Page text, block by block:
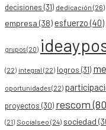
decisiones (31) dedicación (26)
empresa (38) esfuerzo (40)
grupos(20)
(22) integral (22) logros (31)
oportunidades(22)
proyectos (30) rescom
(21) Socialseo (24) sociedad